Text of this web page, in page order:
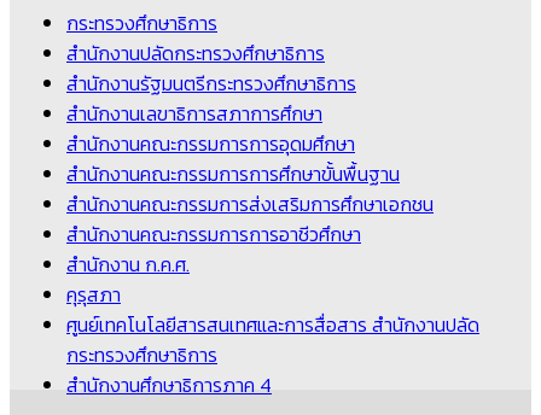
กระทรวงศึกษาธิการ
สำนักงานปลัดกระทรวงศึกษาธิการ
สำนักงานรัฐมนตรีกระทรวงศึกษาธิการ
สำนักงานเลขาธิการสภาการศึกษา
สำนักงานคณะกรรมการการอุดมศึกษา
สำนักงานคณะกรรมการการศึกษาขั้นพื้นฐาน
สำนักงานคณะกรรมการส่งเสริมการศึกษาเอกชน
สำนักงานคณะกรรมการการอาชีวศึกษา
สำนักงาน ก.ค.ศ.
คุรุสภา
ศูนย์เทคโนโลยีสารสนเทศและการสื่อสาร สำนักงานปลัด
กระทรวงศึกษาธิการ
สำนักงานศึกษาธิการภาค 4